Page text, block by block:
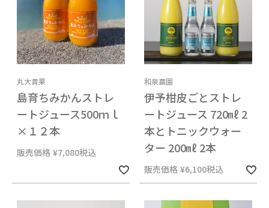
丸大青果
島育ちみかんストレ
ートジュース500ｍｌ
×１２本
販売価格 ¥7,080税込
和泉農園
伊予柑皮ごとストレ
ートジュース 720㎖ 2
本とトニックウォー
ター 200㎖ 2本
販売価格 ¥6,100税込